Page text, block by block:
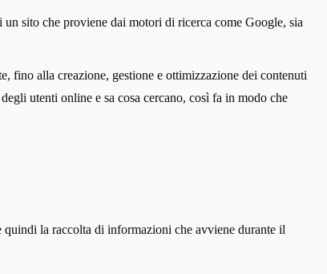
sito che proviene dai motori di ricerca come Google, sia
fino alla creazione, gestione e ottimizzazione dei contenuti
utenti online e sa cosa cercano, così fa in modo che
la raccolta di informazioni che avviene durante il